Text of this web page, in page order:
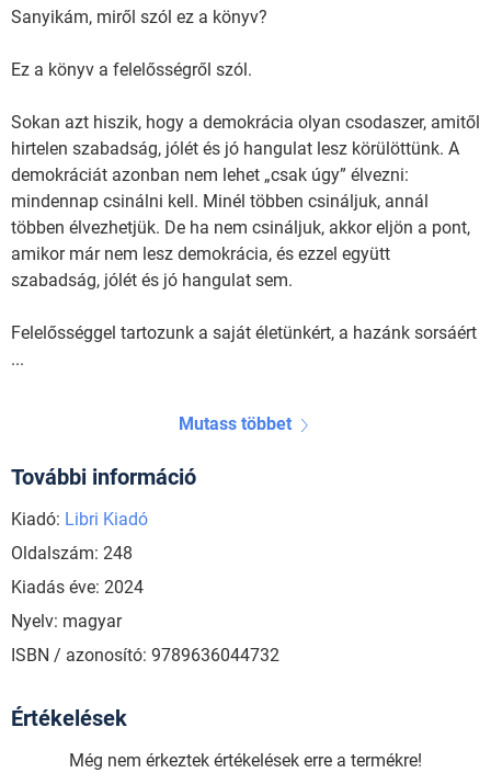
Sanyikám, miről szól ez a könyv?
Ez a könyv a felelősségről szól.
Sokan azt hiszik, hogy a demokrácia olyan csodaszer, amitől
hirtelen szabadság, jólét és jó hangulat lesz körülöttünk. A
demokráciát azonban nem lehet „csak úgy” élvezni:
mindennap csinálni kell. Minél többen csináljuk, annál
többen élvezhetjük. De ha nem csináljuk, akkor eljön a pont,
amikor már nem lesz demokrácia, és ezzel együtt
szabadság, jólét és jó hangulat sem.
Felelősséggel tartozunk a saját életünkért, a hazánk sorsáért
...
Mutass többet
További információ
Kiadó: Libri Kiadó
Oldalszám: 248
Kiadás éve: 2024
Nyelv: magyar
ISBN / azonosító: 9789636044732
Értékelések
Még nem érkeztek értékelések erre a termékre!